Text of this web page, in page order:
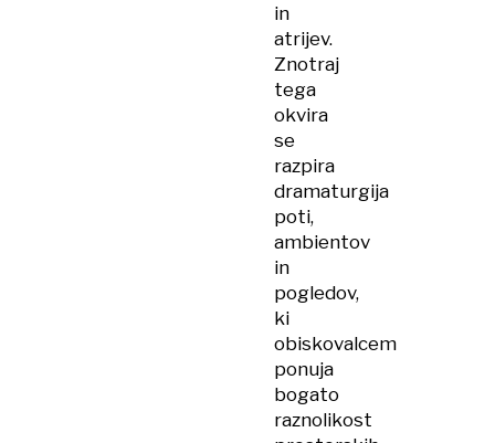
in
atrijev.
Znotraj
tega
okvira
se
razpira
dramaturgija
poti,
ambientov
in
pogledov,
ki
obiskovalcem
ponuja
bogato
raznolikost